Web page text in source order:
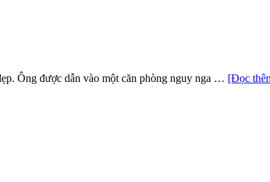
Ông được dẫn vào một căn phòng nguy nga … [Đọc